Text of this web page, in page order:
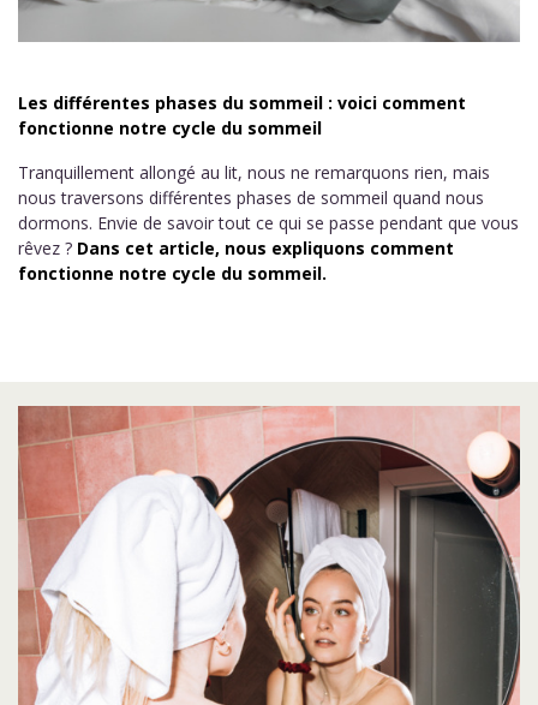
Les différentes phases du sommeil : voici comment
fonctionne notre cycle du sommeil
Tranquillement allongé au lit, nous ne remarquons rien, mais
nous traversons différentes phases de sommeil quand nous
dormons. Envie de savoir tout ce qui se passe pendant que vous
rêvez ? Dans cet article, nous expliquons comment
fonctionne notre cycle du sommeil.